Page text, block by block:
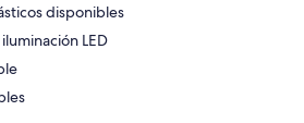
disponibles
LED